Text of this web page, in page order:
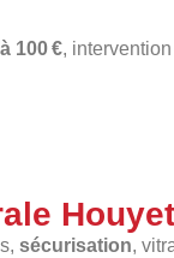
100 €,
Houyet
sécurisation,